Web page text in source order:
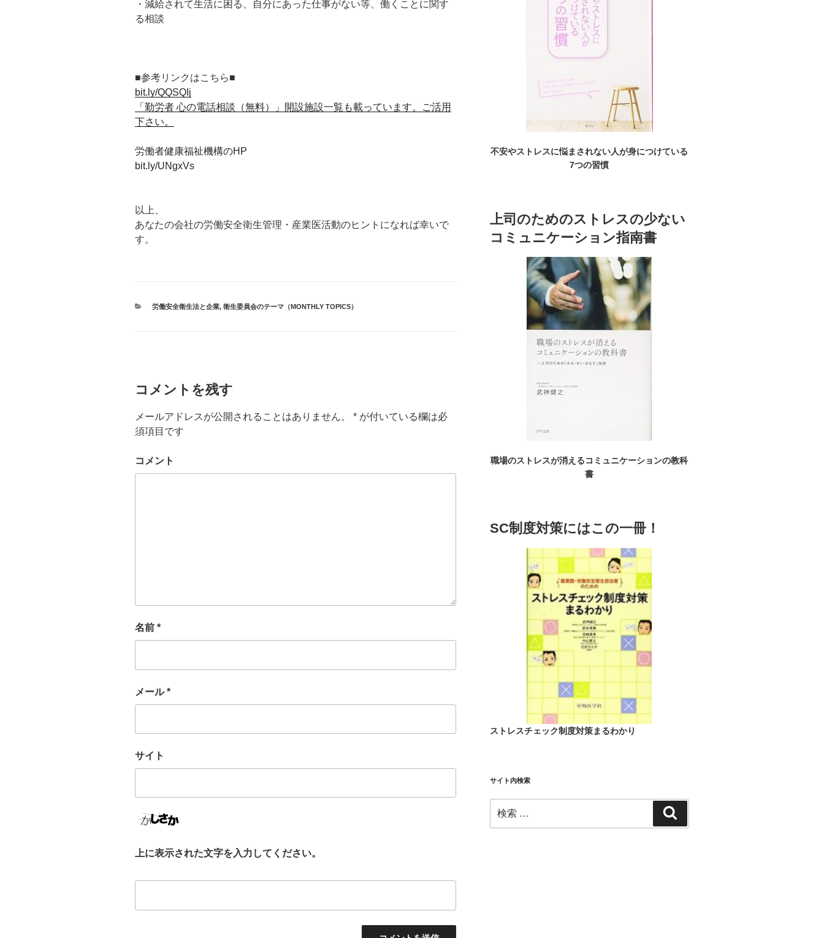
・減給されて生活に困る、自分にあった仕事がない等、働くことに関す
る相談
■参考リンクはこちら■
bit.ly/QQSQIj
「勤労者 心の電話相談（無料）」開設施設一覧も載っています。ご活用
下さい。
労働者健康福祉機構のHP
bit.ly/UNgxVs
以上、
あなたの会社の労働安全衛生管理・産業医活動のヒントになれば幸いで
す。
カ
労働安全衛生法と企業, 衛生委員会のテーマ（MONTHLY TOPICS）
コメントを残す
メールアドレスが公開されることはありません。 * が付いている欄は必
須項目です
コメント
名前 *
メール*
サイト
上に表示された文字を入力してください。
不安やストレスに悩まされない人が身につけている
7つの習慣
上司のためのストレスの少ない
コミュニケーション指南書
職場のストレスが消えるコミュニケーションの教科
書
SC制度対策にはこの一冊！
ストレスチェック制度対策まるわかり
サイト内検索
索:
索